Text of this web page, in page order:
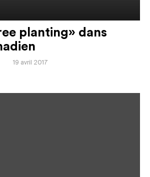
planting» dans
19 avril 2017